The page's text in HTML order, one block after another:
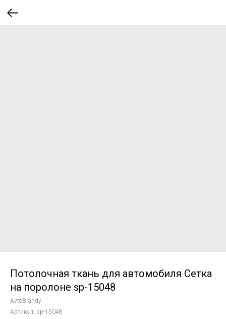
Потолочная ткань для автомобиля Сетка
на поролоне sp-15048
AvtoBrandy
Артикул: sp-15048